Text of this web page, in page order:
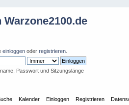
einloggen oder registrieren
Passwort und Sitzungslänge
Kalender Einloggen Registrieren